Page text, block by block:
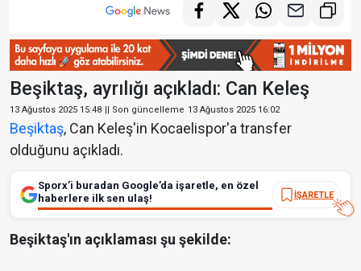
Beşiktaş, ayrılığı açıkladı: Can Keleş
13 Ağustos 2025 15:48 || Son güncelleme 13 Ağustos 2025 16:02
Beşiktaş, Can Keleş'in Kocaelispor'a transfer
olduğunu açıkladı.
Sporx’i buradan Google’da işaretle, en özel
haberlere ilk sen ulaş!
İŞARETLE
Beşiktaş'ın açıklaması şu şekilde: